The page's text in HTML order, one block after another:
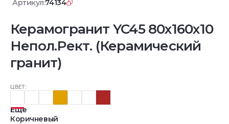
Артикул:74134
Керамогранит YC45 80x160x10
Непол.Рект. (Керамический
гранит)
ЦВЕТ:
Еще
Коричневый